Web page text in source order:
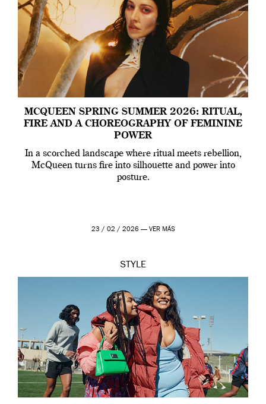
MCQUEEN SPRING SUMMER 2026: RITUAL,
FIRE AND A CHOREOGRAPHY OF FEMININE
POWER
In a scorched landscape where ritual meets rebellion,
McQueen turns fire into silhouette and power into
posture.
23 / 02 / 2026 — VER MÁS
STYLE